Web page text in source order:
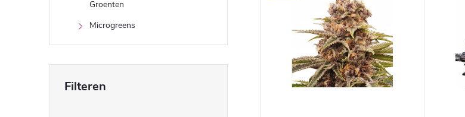
Groenten
Microgreens